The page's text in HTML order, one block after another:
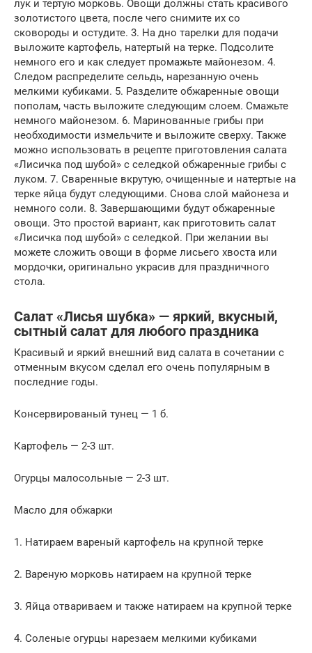
лук и тертую морковь. Овощи должны стать красивого
золотистого цвета, после чего снимите их со
сковороды и остудите. 3. На дно тарелки для подачи
выложите картофель, натертый на терке. Подсолите
немного его и как следует промажьте майонезом. 4.
Следом распределите сельдь, нарезанную очень
мелкими кубиками. 5. Разделите обжаренные овощи
пополам, часть выложите следующим слоем. Смажьте
немного майонезом. 6. Маринованные грибы при
необходимости измельчите и выложите сверху. Также
можно использовать в рецепте приготовления салата
«Лисичка под шубой» с селедкой обжаренные грибы с
луком. 7. Сваренные вкрутую, очищенные и натертые на
терке яйца будут следующими. Снова слой майонеза и
немного соли. 8. Завершающими будут обжаренные
овощи. Это простой вариант, как приготовить салат
«Лисичка под шубой» с селедкой. При желании вы
можете сложить овощи в форме лисьего хвоста или
мордочки, оригинально украсив для праздничного
стола.
Салат «Лисья шубка» — яркий, вкусный,
сытный салат для любого праздника
Красивый и яркий внешний вид салата в сочетании с
отменным вкусом сделал его очень популярным в
последние годы.
Консервированый тунец — 1 б.
Картофель — 2-3 шт.
Огурцы малосольные — 2-3 шт.
Масло для обжарки
1. Натираем вареный картофель на крупной терке
2. Вареную морковь натираем на крупной терке
3. Яйца отвариваем и также натираем на крупной терке
4. Соленые огурцы нарезаем мелкими кубиками